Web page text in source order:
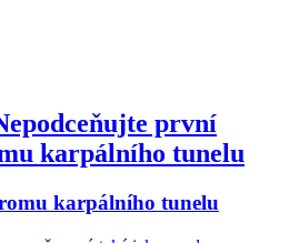
první
karpálního tunelu
karpálního tunelu